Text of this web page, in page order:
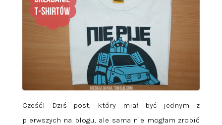
Cześć! Dziś post, który miał być jednym z
pierwszych na blogu, ale sama nie mogłam zrobić